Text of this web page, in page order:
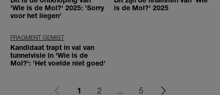
'Wie is de Mol?' 2025: 'Sorry
voor het liegen'
is de Mol?' 2025
FRAGMENT GEMIST
Kandidaat trapt in val van
tunnelvisie in 'Wie is de
Mol?': 'Het voelde niet goed'
1 2 ... 5